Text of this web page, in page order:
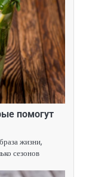
помогут
жизни,
сезонов